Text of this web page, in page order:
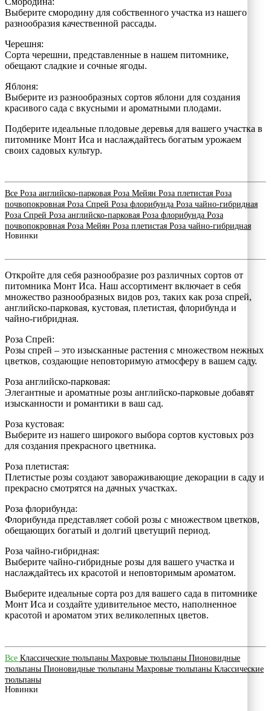
Выберите смородину для собственного участка из нашего
разнообразия качественной рассады.
Черешня:
Сорта черешни, представленные в нашем питомнике,
обещают сладкие и сочные ягоды.
Яблоня:
Выберите из разнообразных сортов яблони для создания
красивого сада с вкусными и ароматными плодами.
Подберите идеальные плодовые деревья для вашего участка в
питомнике Монт Иса и наслаждайтесь богатым урожаем
своих садовых культур.
Все Роза английско-парковая Роза Мейян Роза плетистая Роза
почвопокровная Роза Спрей Роза флорибунда Роза чайно-гибридная
Роза Спрей Роза английско-парковая Роза флорибунда Роза
почвопокровная Роза Мейян Роза плетистая Роза чайно-гибридная
Новинки
Откройте для себя разнообразие роз различных сортов от
питомника Монт Иса. Наш ассортимент включает в себя
множество разнообразных видов роз, таких как роза спрей,
английско-парковая, кустовая, плетистая, флорибунда и
чайно-гибридная.
Роза Спрей:
Розы спрей – это изысканные растения с множеством нежных
цветков, создающие неповторимую атмосферу в вашем саду.
Роза английско-парковая:
Элегантные и ароматные розы английско-парковые добавят
изысканности и романтики в ваш сад.
Роза кустовая:
Выберите из нашего широкого выбора сортов кустовых роз
для создания прекрасного цветника.
Роза плетистая:
Плетистые розы создают завораживающие декорации в саду и
прекрасно смотрятся на дачных участках.
Роза флорибунда:
Флорибунда представляет собой розы с множеством цветков,
обещающих богатый и долгий цветущий период.
Роза чайно-гибридная:
Выберите чайно-гибридные розы для вашего участка и
наслаждайтесь их красотой и неповторимым ароматом.
Выберите идеальные сорта роз для вашего сада в питомнике
Монт Иса и создайте удивительное место, наполненное
красотой и ароматом этих великолепных цветов.
Все Классические тюльпаны Махровые тюльпаны Пионовидные
тюльпаны Пионовидные тюльпаны Махровые тюльпаны Классические
тюльпаны
Новинки